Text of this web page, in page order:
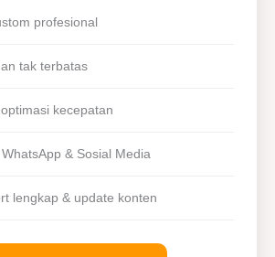
profesional
tak terbatas
optimasi kecepatan
WhatsApp & Sosial Media
lengkap & update konten